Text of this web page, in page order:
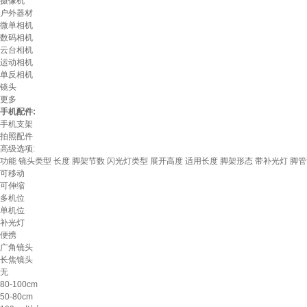
户外器材
微单相机
数码相机
云台相机
运动相机
单反相机
镜头
更多
手机配件:
手机支架
拍照配件
高级选项:
功能 镜头类型 长度 脚架节数 闪光灯类型 展开高度 适用长度 脚架形态 带补光灯 脚
可移动
可伸缩
多机位
单机位
补光灯
便携
广角镜头
长焦镜头
无
80-100cm
50-80cm